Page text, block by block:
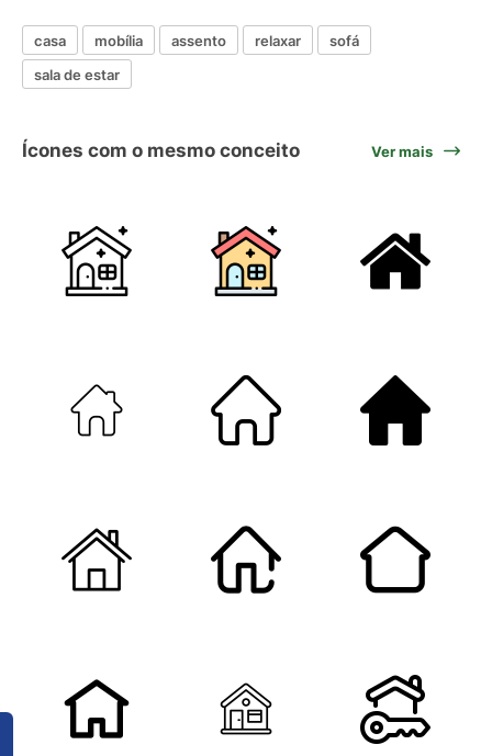
casa mobília assento relaxar
sofá
sala de estar
Ícones com o mesmo conceito Ver mais